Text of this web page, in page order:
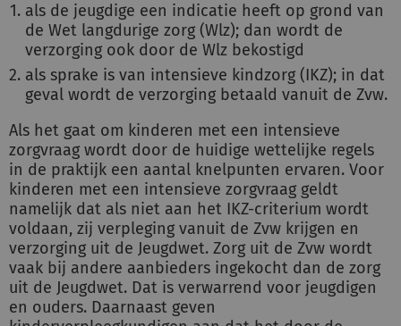
als de jeugdige een indicatie heeft op grond van
de Wet langdurige zorg (Wlz); dan wordt de
verzorging ook door de Wlz bekostigd
als sprake is van intensieve kindzorg (IKZ); in dat
geval wordt de verzorging betaald vanuit de Zvw.
Als het gaat om kinderen met een intensieve
zorgvraag wordt door de huidige wettelijke regels
in de praktijk een aantal knelpunten ervaren. Voor
kinderen met een intensieve zorgvraag geldt
namelijk dat als niet aan het IKZ-criterium wordt
voldaan, zij verpleging vanuit de Zvw krijgen en
verzorging uit de Jeugdwet. Zorg uit de Zvw wordt
vaak bij andere aanbieders ingekocht dan de zorg
uit de Jeugdwet. Dat is verwarrend voor jeugdigen
en ouders. Daarnaast geven